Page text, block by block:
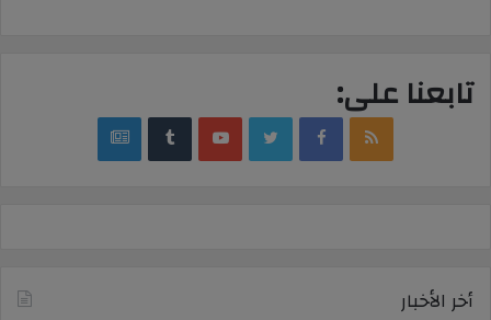
تابعنا على:
RSS
Facebook
Twitter
YouTube
‏Tumblr
google
أخر الأخبار